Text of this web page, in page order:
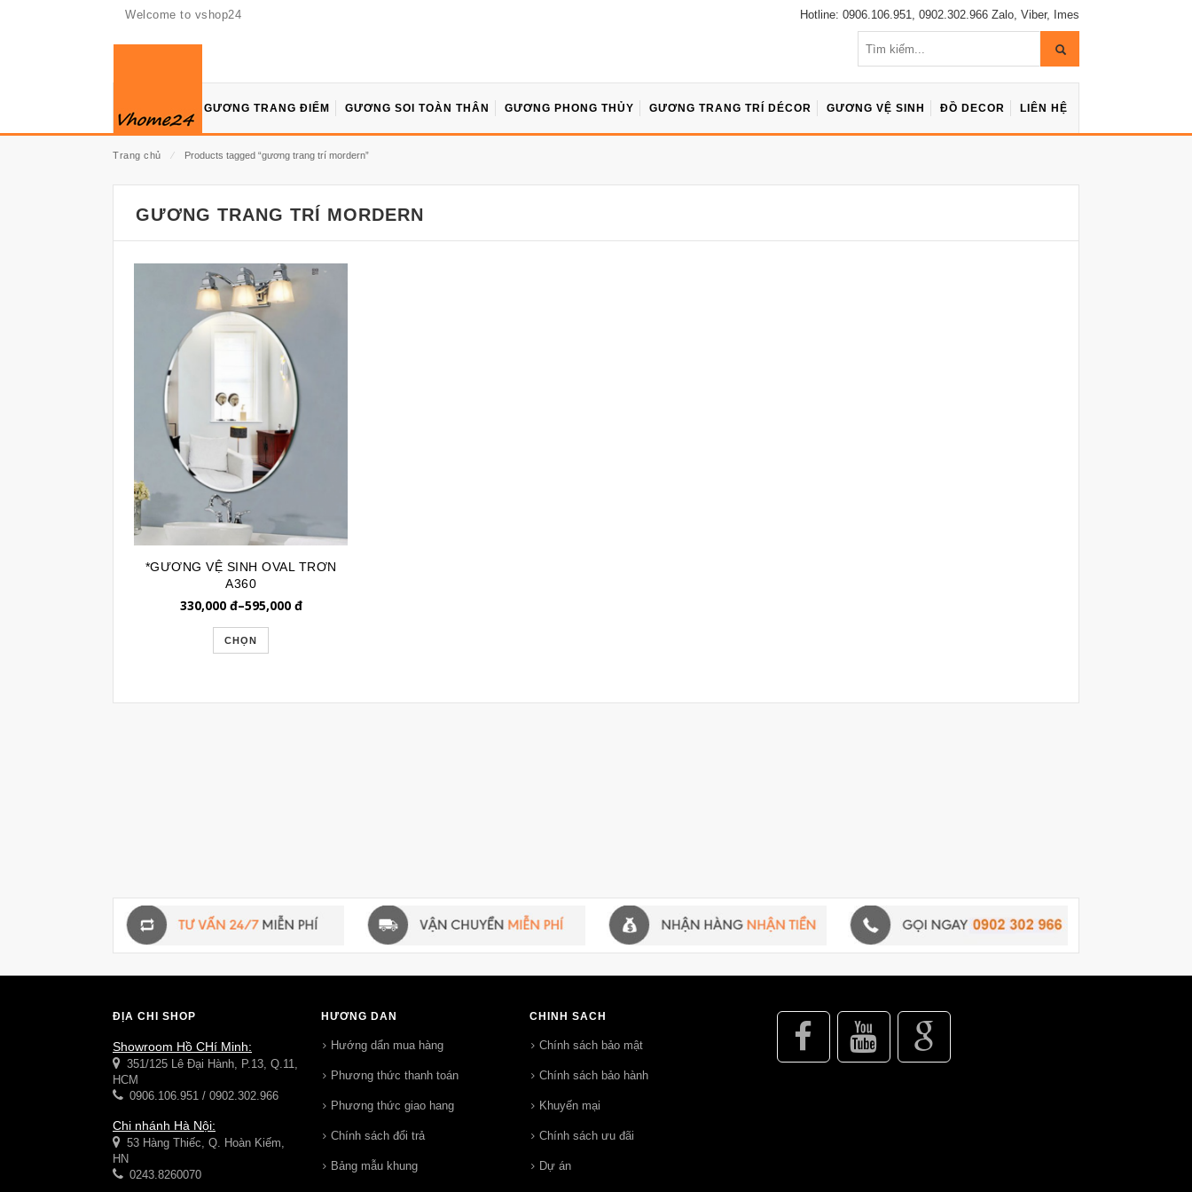
Welcome to vshop24 Hotline: 0906.106.951, 0902.302.966 Zalo, Viber, Imes
GƯƠNG TRANG ĐIỂM GƯƠNG SOI TOÀN THÂN GƯƠNG PHONG THỦY GƯƠNG TRANG TRÍ DÉCOR GƯƠNG VỆ SINH ĐỒ DECOR LIÊN HỆ
Trang chủ ⁄ Products tagged “gương trang trí mordern”
GƯƠNG TRANG TRÍ MORDERN
*GƯƠNG VỆ SINH OVAL TRƠN
A360
330,000đ–595,000đ
CHỌN
ĐỊA CHỈ SHOP
Showroom Hồ CHí Minh:
351/125 Lê Đại Hành, P.13, Q.11,
HCM
0906.106.951 / 0902.302.966
Chi nhánh Hà Nội:
53 Hàng Thiếc, Q. Hoàn Kiếm,
HN
0243.8260070
HƯỚNG DẪN
Hướng dẩn mua hàng
Phương thức thanh toán
Phương thức giao hang
Chính sách đổi trả
Bảng mẫu khung
CHÍNH SÁCH
Chính sách bảo mật
Chính sách bảo hành
Khuyến mại
Chính sách ưu đãi
Dự án